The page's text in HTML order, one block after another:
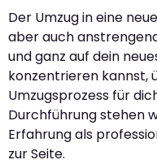
Der Umzug in eine
aber auch
und ganz auf dein
konzentrieren kannst,
Umzugsprozess für
Durchführung stehen
Erfahrung als
zur Seite.